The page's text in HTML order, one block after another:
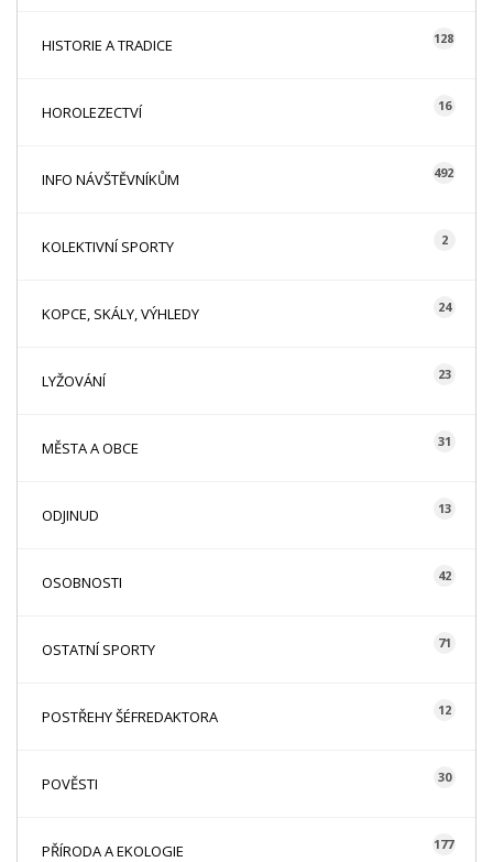
HISTORIE A TRADICE 128
HOROLEZECTVÍ 16
INFO NÁVŠTĚVNÍKŮM 492
KOLEKTIVNÍ SPORTY 2
KOPCE, SKÁLY, VÝHLEDY 24
LYŽOVÁNÍ 23
MĚSTA A OBCE 31
ODJINUD 13
OSOBNOSTI 42
OSTATNÍ SPORTY 71
POSTŘEHY ŠÉFREDAKTORA 12
POVĚSTI 30
PŘÍRODA A EKOLOGIE 177